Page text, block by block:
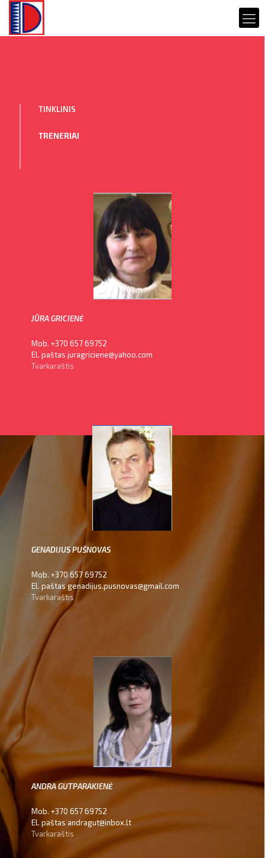
TINKLINIS
TRENERIAI
JŪRA GRICIENĖ
Mob. +370 657 69752
El. paštas juragriciene@yahoo.com
Tvarkaraštis
GENADIJUS PUŠNOVAS
Mob. +370 657 69752
El. paštas genadijus.pusnovas@gmail.com
Tvarkaraštis
ANDRA GUTPARAKIENĖ
Mob. +370 657 69752
El. paštas andragut@inbox.lt
Tvarkaraštis